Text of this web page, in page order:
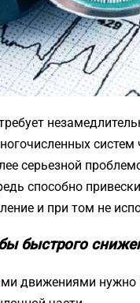
серьезной
способно
и при том не
быстрого
движениями нужно